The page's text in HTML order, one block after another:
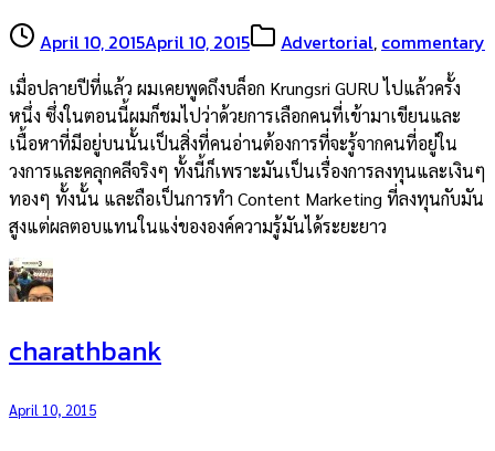
April 10, 2015April 10, 2015 Advertorial, commentary
เมื่อปลายปีที่แล้ว ผมเคยพูดถึงบล็อก Krungsri GURU ไปแล้วครั้ง
หนึ่ง ซึ่งในตอนนี้ผมก็ชมไปว่าด้วยการเลือกคนที่เข้ามาเขียนและ
เนื้อหาที่มีอยู่บนนั้นเป็นสิ่งที่คนอ่านต้องการที่จะรู้จากคนที่อยู่ใน
วงการและคลุกคลีจริงๆ ทั้งนี้ก็เพราะมันเป็นเรื่องการลงทุนและเงินๆ
ทองๆ ทั้งนั้น และถือเป็นการทำ Content Marketing ที่ลงทุนกับมัน
สูงแต่ผลตอบแทนในแง่ขององค์ความรู้มันได้ระยะยาว
charathbank
April 10, 2015